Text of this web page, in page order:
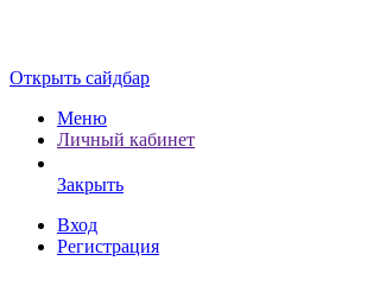
Открыть сайдбар
Меню
Личный кабинет
Закрыть
Вход
Регистрация